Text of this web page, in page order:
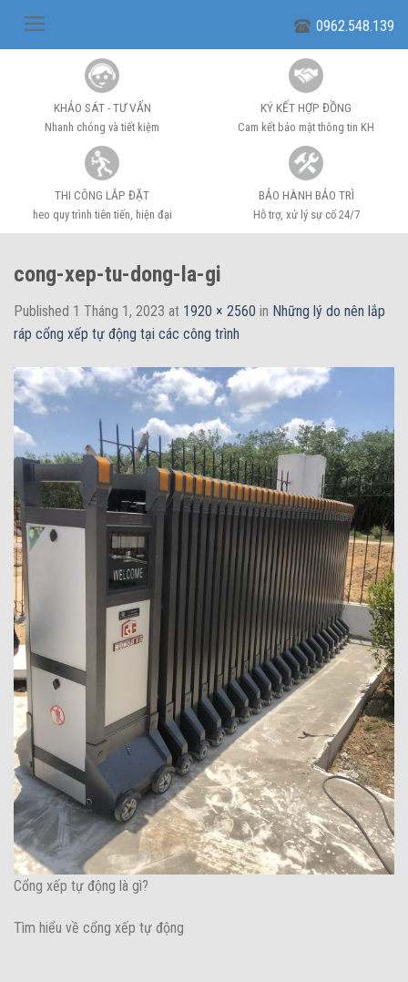
0962.548.139
KHẢO SÁT - TƯ VẤN
Nhanh chóng và tiết kiệm
KÝ KẾT HỢP ĐỒNG
Cam kết bảo mật thông tin KH
THI CÔNG LẮP ĐẶT
heo quy trình tiên tiến, hiện đại
BẢO HÀNH BẢO TRÌ
Hỗ trợ, xử lý sự cố 24/7
cong-xep-tu-dong-la-gi
Published 1 Tháng 1, 2023 at 1920 × 2560 in Những lý do nên lắp
ráp cổng xếp tự động tại các công trình
Cổng xếp tự động là gì?
Tìm hiểu về cổng xếp tự động